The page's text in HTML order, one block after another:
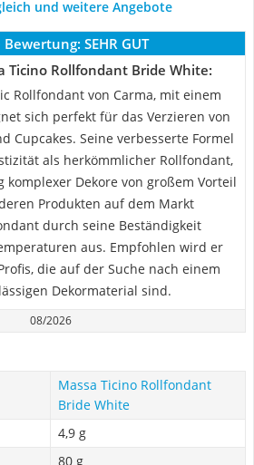
und weitere Angebote
Bewertung: SEHR GUT
Ticino Rollfondant Bride White:
Rollfondant von Carma, mit einem
sich perfekt für das Verzieren von
Cupcakes. Seine verbesserte Formel
als herkömmlicher Rollfondant,
komplexer Dekore von großem Vorteil
Produkten auf dem Markt
durch seine Beständigkeit
aus. Empfohlen wird er
die auf der Suche nach einem
Dekormaterial sind.
08/2026
Massa Ticino Rollfondant
Bride White
4,9 g
80 g